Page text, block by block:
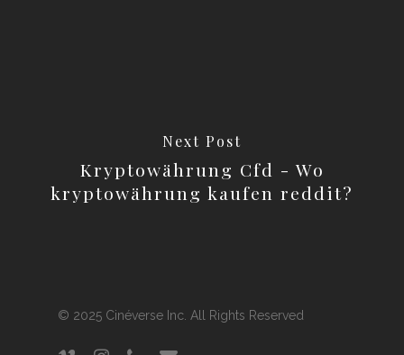
Next Post
Kryptowährung Cfd - Wo
kryptowährung kaufen reddit?
© 2025 Cinéverse Inc. All Rights Reserved